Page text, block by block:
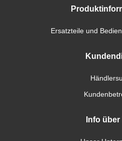
Ersatzteile und
Info